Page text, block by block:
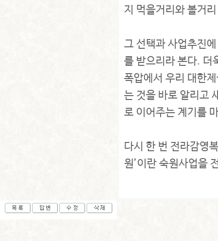
지 먹을거리와 볼거
그 선택과 사업추진
를 받으리라 본다. 더
폭압에서 우리 대한
는 것을 바로 알리고
로 이어주는 계기를
다시 한 번 전라감영
원’이란 숙원사업을